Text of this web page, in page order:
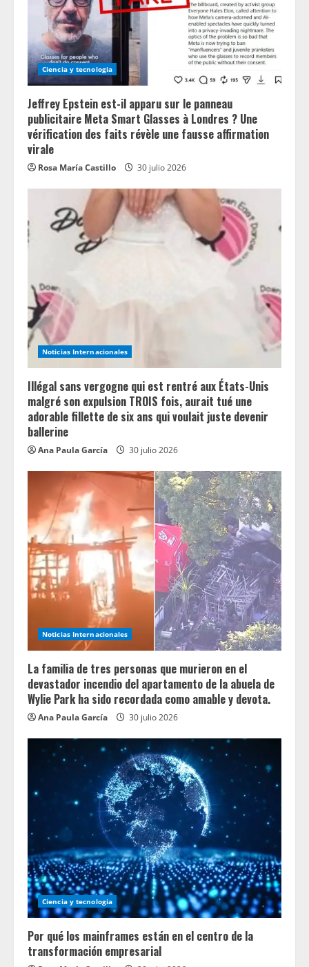
Ciencia y tecnologia
Jeffrey Epstein est-il apparu sur le panneau
publicitaire Meta Smart Glasses à Londres ? Une
vérification des faits révèle une fausse affirmation
virale
Rosa María Castillo 30 julio 2026
Noticias Internacionales
Illégal sans vergogne qui est rentré aux États-Unis
malgré son expulsion TROIS fois, aurait tué une
adorable fillette de six ans qui voulait juste devenir
ballerine
Ana Paula García 30 julio 2026
Noticias Internacionales
La familia de tres personas que murieron en el
devastador incendio del apartamento de la abuela de
Wylie Park ha sido recordada como amable y devota.
Ana Paula García 30 julio 2026
Ciencia y tecnologia
Por qué los mainframes están en el centro de la
transformación empresarial